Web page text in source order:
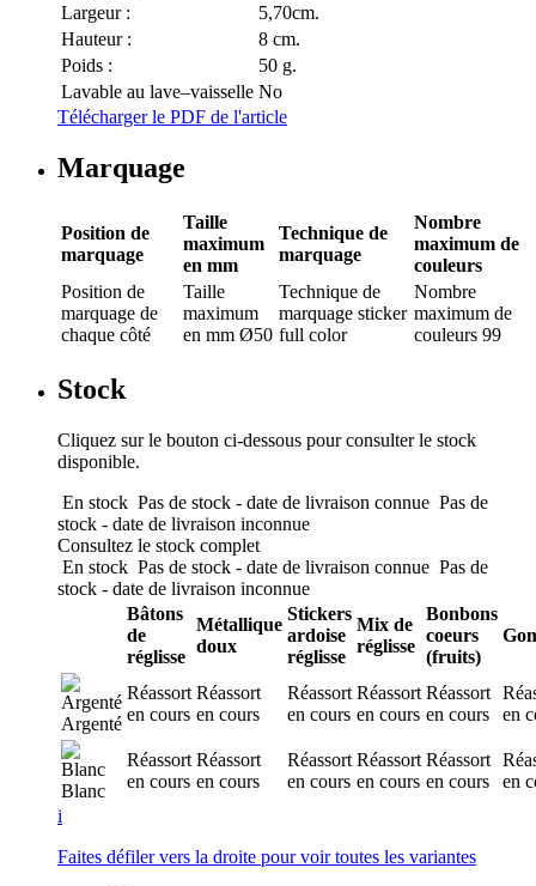
Largeur :
5,70cm.
Hauteur :
8 cm.
Poids :
50 g.
Lavable au lave–vaisselle No
Télécharger le PDF de l'article
Marquage
Position de
marquage
Taille
maximum
en mm
Technique de
marquage
Nombre
maximum de
couleurs
Position de
marquage de
chaque côté
Taille
maximum
en mm Ø50
Technique de
marquage sticker
full color
Nombre
maximum de
couleurs 99
Stock
Cliquez sur le bouton ci-dessous pour consulter le stock
disponible.
En stock Pas de stock - date de livraison connue Pas de
stock - date de livraison inconnue
Consultez le stock complet
En stock Pas de stock - date de livraison connue Pas de
stock - date de livraison inconnue
Bâtons
de
réglisse
Métallique
doux
Stickers
ardoise
réglisse
Mix de
réglisse
Bonbons
coeurs
(fruits)
Argenté
Réassort
en cours
Réassort
en cours
Réassort
en cours
Réassort
en cours
Réassort
en cours
en
Blanc
Réassort
en cours
Réassort
en cours
Réassort
en cours
Réassort
en cours
Réassort
en cours
en
i
Faites défiler vers la droite pour voir toutes les variantes